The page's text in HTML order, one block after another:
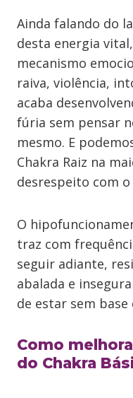
Ainda falando do
desta energia
mecanismo
raiva, violência,
acaba
fúria sem pensar
mesmo. E
Chakra Raiz na
desrespeito com
O
traz com
seguir adiante,
abalada e
de estar sem base
Como
do Chakra